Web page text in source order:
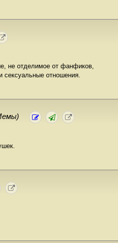
не отделимое от фанфиков,
сексуальные отношения.